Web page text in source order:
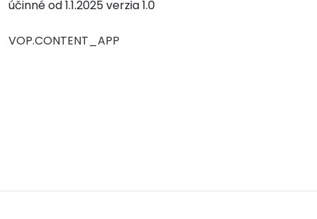
účinné od 1.1.2025 verzia 1.0
VOP.CONTENT_APP